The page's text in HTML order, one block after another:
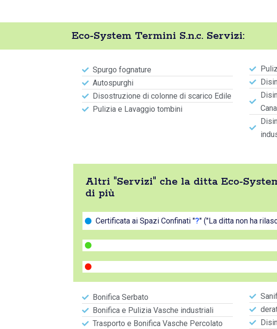
Eco-System Termini S.n.c. Servizi:
Spurgo fognature
Autospurghi
Disostruzione di colonne di scarico Edile
Pulizia e Lavaggio tombini
Altri "Servizi" che la ditta Eco-
di più
Certificata ai Spazi Confinati "?" ("La ditta non ha
Bonifica Serbato
Bonifica e Pulizia Vasche industriali
Trasporto e Bonifica Vasche Percolato